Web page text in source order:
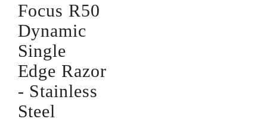
Focus R50
Dynamic
Single
Edge Razor
- Stainless
Steel